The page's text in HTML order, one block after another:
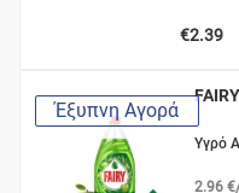
€2.39
Έξυπνη Αγορά
Υγρό
2.96